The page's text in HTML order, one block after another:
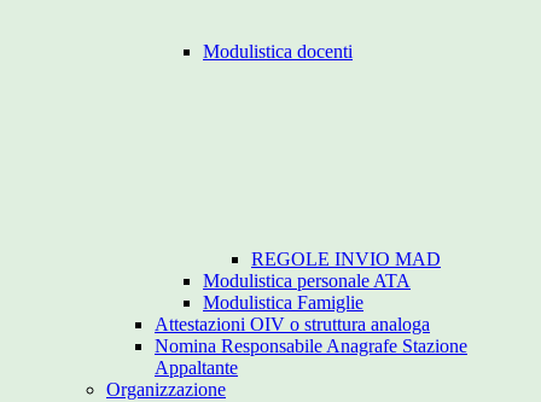
Modulistica docenti
REGOLE INVIO MAD
Modulistica personale ATA
Modulistica Famiglie
Attestazioni OIV o struttura analoga
Nomina Responsabile Anagrafe Stazione
Appaltante
Organizzazione